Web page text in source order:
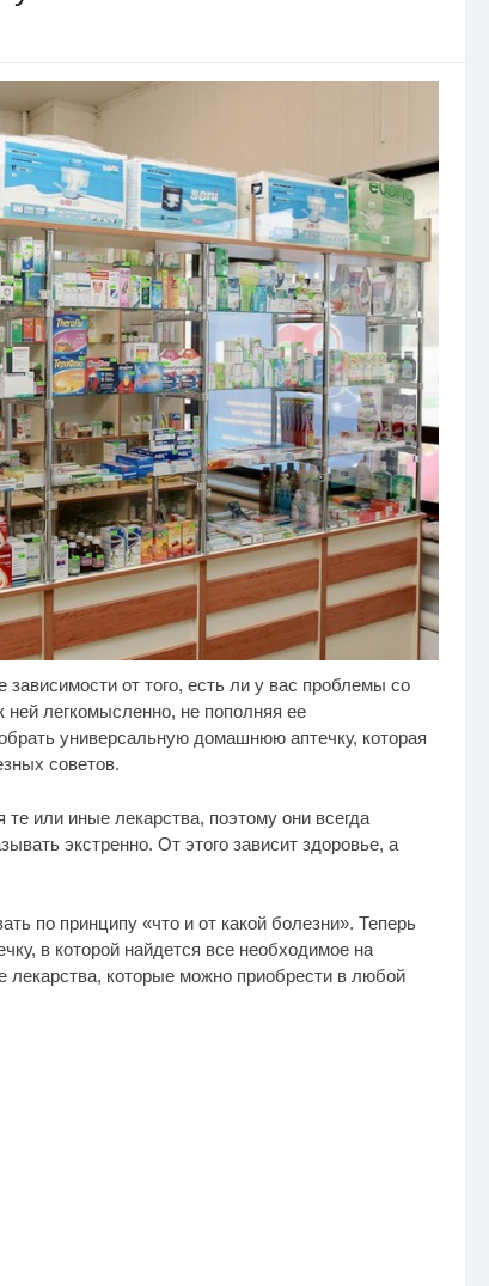
от того, есть ли у вас проблемы со
ней легкомысленно, не пополняя ее
универсальную домашнюю аптечку, которая
советов.
или иные лекарства, поэтому они всегда
экстренно. От этого зависит здоровье, а
по принципу «что и от какой болезни». Теперь
в которой найдется все необходимое на
которые можно приобрести в любой
i
несколько
а смеяться вы
долго
i
Ролик из Омска: вы
будете смеяться долго